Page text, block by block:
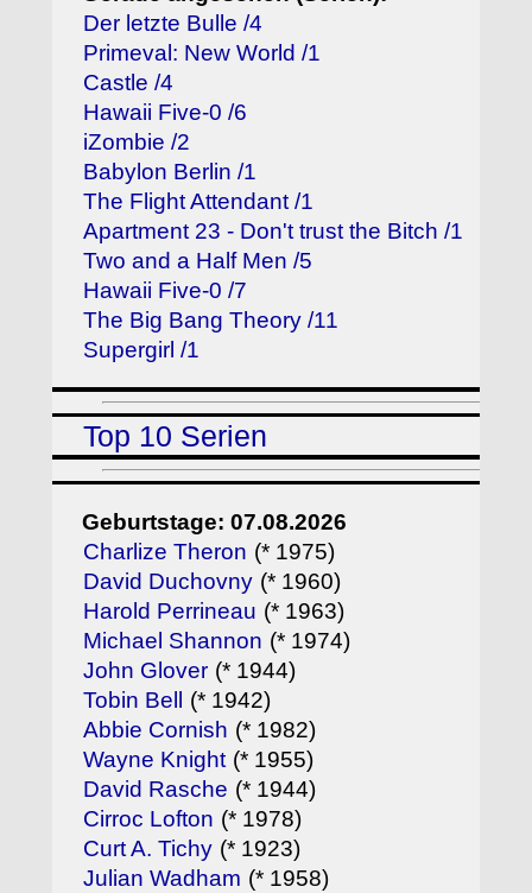
Der letzte Bulle /4
Primeval: New World /1
Castle /4
Hawaii Five-0 /6
iZombie /2
Babylon Berlin /1
The Flight Attendant /1
Apartment 23 - Don't trust the Bitch /1
Two and a Half Men /5
Hawaii Five-0 /7
The Big Bang Theory /11
Supergirl /1
Top 10 Serien
Geburtstage: 07.08.2026
Charlize Theron (* 1975)
David Duchovny (* 1960)
Harold Perrineau (* 1963)
Michael Shannon (* 1974)
John Glover (* 1944)
Tobin Bell
(* 1942)
Abbie Cornish (* 1982)
Wayne Knight (* 1955)
David Rasche (* 1944)
Cirroc Lofton (* 1978)
Curt A. Tichy (* 1923)
Julian Wadham (* 1958)